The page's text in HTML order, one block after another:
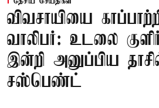
விவசாயியை
வாலிபர்: உடலை
இன்றி அனுப்பிய
சஸ்பெண்ட்